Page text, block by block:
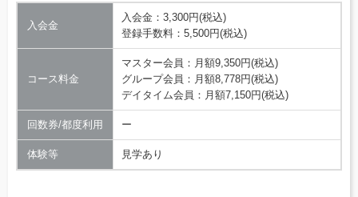
入会金
入会金：3,300円(税込)
登録手数料：5,500円(税込)
コース料金
マスター会員：月額9,350円(税込)
グループ会員：月額8,778円(税込)
デイタイム会員：月額7,150円(税込)
回数券/都度利用 ー
体験等 見学あり